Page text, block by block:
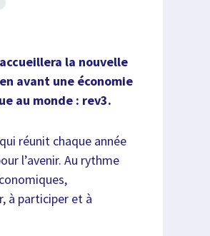
la nouvelle
avant une économie
au monde : rev3.
réunit chaque année
l’avenir. Au rythme
à participer et à